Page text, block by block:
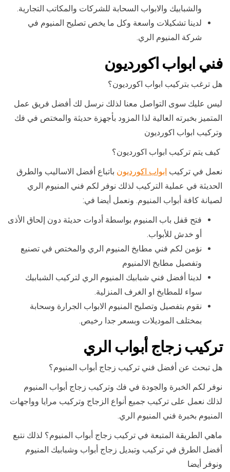
والشبابيك والابواب السحابة للشركات والمكاتب التجارية.
لدينا تشكيلات واسعة وكل ما يخص تصليح المنيوم في
شركة المنيوم الري.
فني ابواب اكورديون
هل ترغب بتركيب ابواب اكورديون؟
ليس عليك سوى التواصل معنا لذلك نرسل لك أفضل فريق عمل
المتميز بخبرته العالية لذا المزود بأجهزة حديثة والمختص في فك
وتركيب ابواب اكورديون
كيف يتم تركيب ابواب اكورديون؟
نعمل في تركيب ابواب اكورديون باتباع أفضل الاساليب والطرق
الحديثة في عملية التركيب لذلك نوفر لكم فني المنيوم الري
لصيانة كافة أبواب المنيوم. ونعمل أيضا في:
فتح قفل باب المنيوم بواسطة أدوات حديثة دون إلحاق الأذى
أو خدش للأبواب.
نؤمن لكم فني مطابخ المنيوم الري والمختص في تصنيع
وتفصيل مطابخ الالمنيوم
لدينا أفضل فني شبابيك المنيوم الري لتركيب الشبابيك
سواء للمطابخ او الغرف المنزلية.
نقوم بتفصيل وتصليح المنيوم الابواب الجرارة وسحابة
بمختلف الموديلات وبسعر جدا رخيص.
تركيب زجاج أبواب الري
هل تبحث عن أفضل فني تركيب زجاج أبواب المنيوم؟
نوفر لكم الخبرة والجودة في فك وتركيب زجاج أبواب المنيوم
لذلك نعمل على تركيب جميع أنواع الزجاج وتركيب مرايا وواجهات
المنيوم بخبرة فني المنيوم الري.
ماهي الطريقة المتبعة في تركيب زجاج أبواب المنيوم؟ لذلك نتبع
أفضل الطرق في تركيب وتبديل زجاج أبواب وشبابيك المنيوم
ونوفر أيضا